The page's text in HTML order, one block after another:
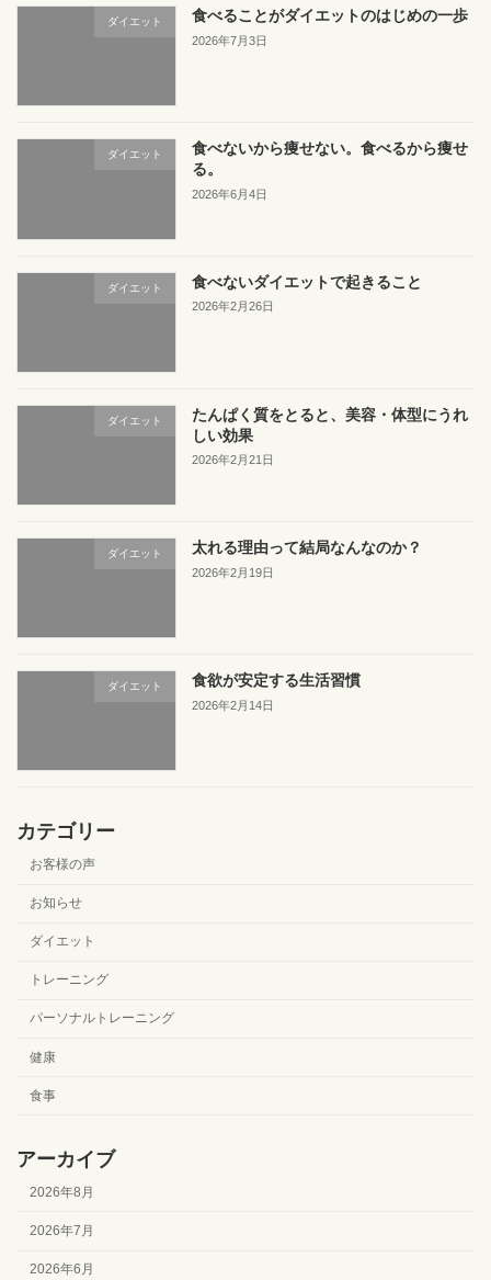
ダイエット 食べることがダイエットのはじめの一歩
2026年7月3日
ダイエット
食べないから痩せない。食べるから痩せ
る。
2026年6月4日
ダイエット 食べないダイエットで起きること
2026年2月26日
ダイエット
たんぱく質をとると、美容・体型にうれ
しい効果
2026年2月21日
ダイエット 太れる理由って結局なんなのか？
2026年2月19日
ダイエット 食欲が安定する生活習慣
2026年2月14日
カテゴリー
お客様の声
お知らせ
ダイエット
トレーニング
パーソナルトレーニング
健康
食事
アーカイブ
2026年8月
2026年7月
2026年6月